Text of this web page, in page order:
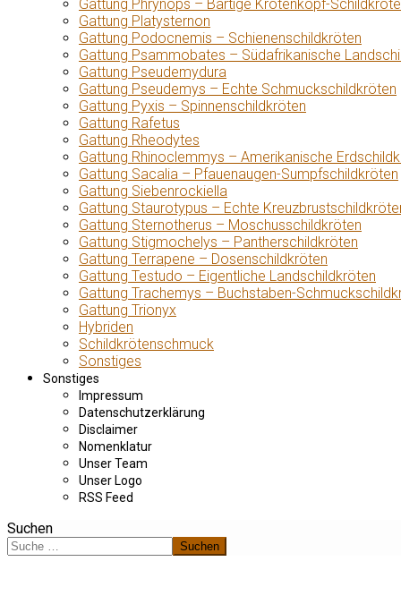
Gattung Phrynops – Bärtige Krötenkopf-
Gattung Platysternon
Gattung Podocnemis – Schienenschildkröten
Gattung Psammobates – Südafrikanische
Gattung Pseudemydura
Gattung Pseudemys – Echte Schmuckschildkröten
Gattung Pyxis – Spinnenschildkröten
Gattung Rafetus
Gattung Rheodytes
Gattung Rhinoclemmys – Amerikanische
Gattung Sacalia – Pfauenaugen-Sumpfschildkröten
Gattung Siebenrockiella
Gattung Staurotypus – Echte
Gattung Sternotherus – Moschusschildkröten
Gattung Stigmochelys – Pantherschildkröten
Gattung Terrapene – Dosenschildkröten
Gattung Testudo – Eigentliche Landschildkröten
Gattung Trachemys – Buchstaben-
Gattung Trionyx
Hybriden
Schildkrötenschmuck
Sonstiges
Sonstiges
Impressum
Datenschutzerklärung
Disclaimer
Nomenklatur
Unser Team
Unser Logo
RSS Feed
Suchen
Suchen